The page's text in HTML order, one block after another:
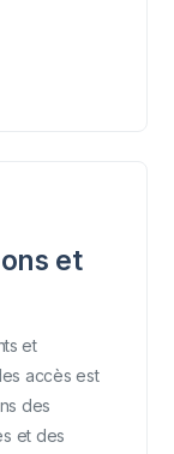
et
et
accès est
des
et des